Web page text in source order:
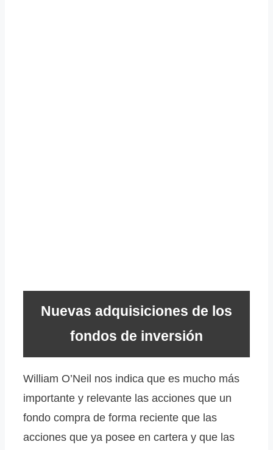
Nuevas adquisiciones de los
fondos de inversión
William O’Neil nos indica que es mucho más
importante y relevante las acciones que un
fondo compra de forma reciente que las
acciones que ya posee en cartera y que las